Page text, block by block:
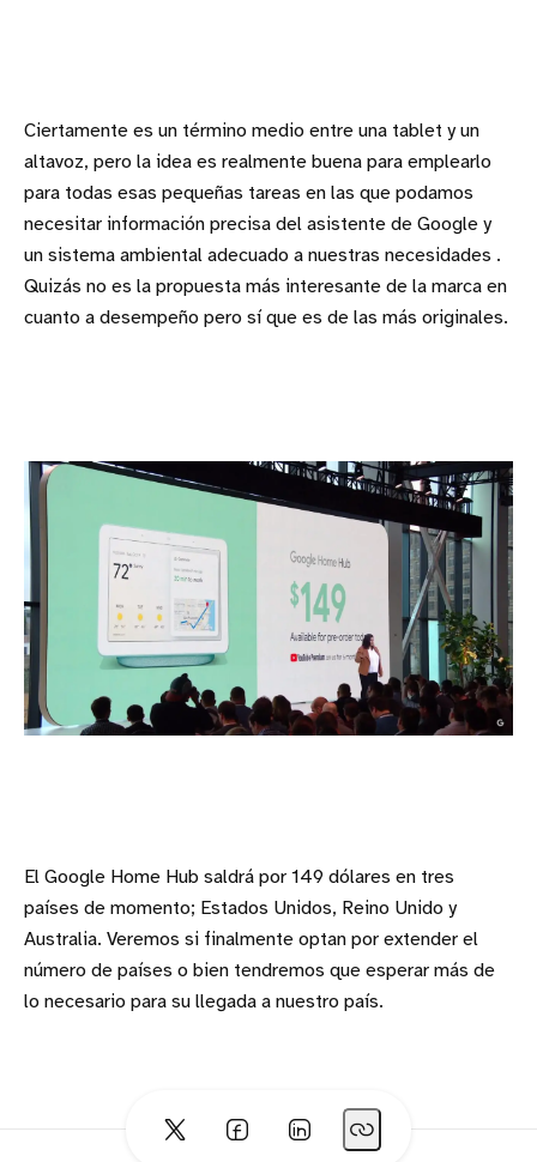
Ciertamente es un término medio entre una tablet y un
altavoz, pero la idea es realmente buena para emplearlo
para todas esas pequeñas tareas en las que podamos
necesitar información precisa del asistente de Google y
un sistema ambiental adecuado a nuestras necesidades .
Quizás no es la propuesta más interesante de la marca en
cuanto a desempeño pero sí que es de las más originales.
El Google Home Hub saldrá por 149 dólares en tres
países de momento; Estados Unidos, Reino Unido y
Australia. Veremos si finalmente optan por extender el
número de países o bien tendremos que esperar más de
lo necesario para su llegada a nuestro país.